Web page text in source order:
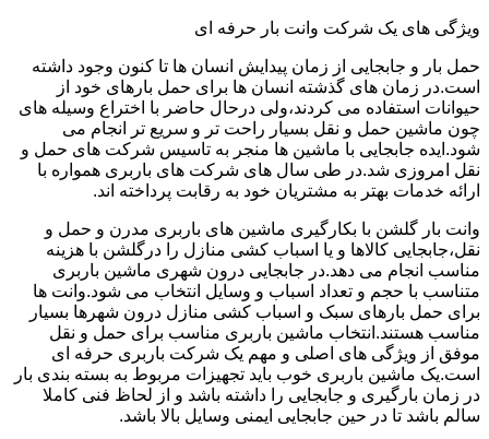
ویژگی های یک شرکت وانت بار حرفه ای
حمل بار و جابجایی از زمان پیدایش انسان ها تا کنون وجود داشته
است.در زمان های گذشته انسان ها برای حمل بارهای خود از
حیوانات استفاده می کردند،ولی درحال حاضر با اختراع وسیله های
چون ماشین حمل و نقل بسیار راحت تر و سریع تر انجام می
شود.ایده جابجایی با ماشین ها منجر به تاسیس شرکت های حمل و
نقل امروزی شد.در طی سال های شرکت های باربری همواره با
ارائه خدمات بهتر به مشتریان خود به رقابت پرداخته اند.
وانت بار گلشن با بکارگیری ماشین های باربری مدرن و حمل و
نقل،جابجایی کالاها و یا اسباب کشی منازل را درگلشن با هزینه
مناسب انجام می دهد.در جابجایی درون شهری ماشین باربری
متناسب با حجم و تعداد اسباب و وسایل انتخاب می شود.وانت ها
برای حمل بارهای سبک و اسباب کشی منازل درون شهرها بسیار
مناسب هستند.انتخاب ماشین باربری مناسب برای حمل و نقل
موفق از ویژگی های اصلی و مهم یک شرکت باربری حرفه ای
است.یک ماشین باربری خوب باید تجهیزات مربوط به بسته بندی بار
در زمان بارگیری و جابجایی را داشته باشد و از لحاظ فنی کاملا
سالم باشد تا در حین جابجایی ایمنی وسایل بالا باشد.